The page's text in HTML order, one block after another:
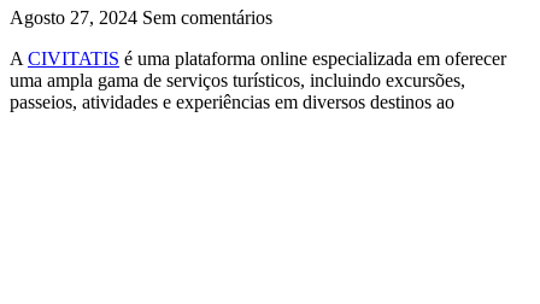
Agosto 27, 2024 Sem comentários
A CIVITATIS é uma plataforma online especializada em oferecer
uma ampla gama de serviços turísticos, incluindo excursões,
passeios, atividades e experiências em diversos destinos ao